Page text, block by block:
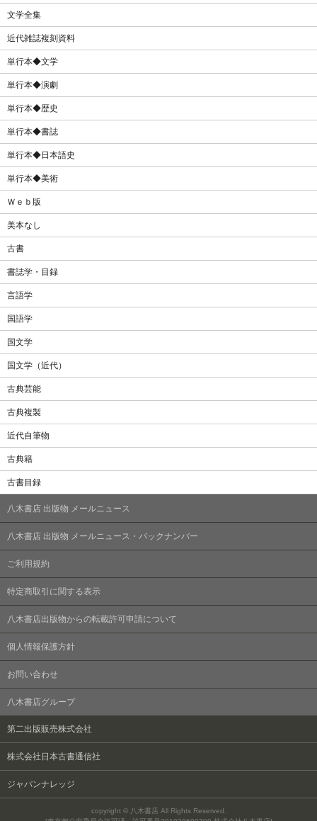
文学全集
近代雑誌複刻資料
単行本◆文学
単行本◆演劇
単行本◆歴史
単行本◆書誌
単行本◆日本語史
単行本◆美術
Ｗｅｂ版
美本なし
古書
書誌学・目録
言語学
国語学
国文学
国文学（近代）
古典芸能
古典複製
近代自筆物
古典籍
古書目録
八木書店 出版物 メールニュース
八木書店 出版物 メールニュース・バックナンバー
ご利用規約
特定商取引に関する表示
八木書店出版物からの転載許可申請について
個人情報保護方針
お問い合わせ
八木書店グループ
copyright © 八木書店 All Rights Reserved.
第二出版販売株式会社
株式会社日本古書通信社
ジャパンナレッジ